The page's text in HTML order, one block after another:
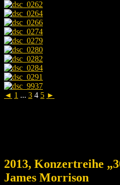
◄ 1 ... 3 4 5 ►
2013, Konzertreihe
James Morrison